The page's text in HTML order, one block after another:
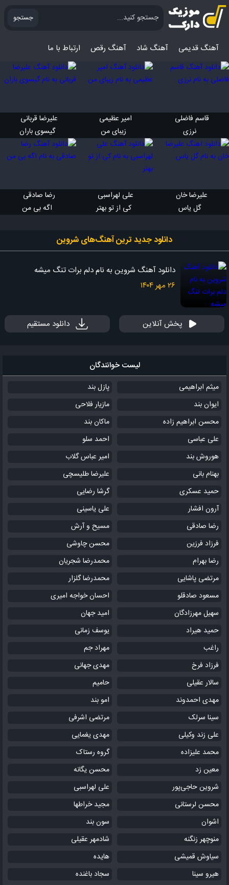
جستجو
آهنگ قدیمی آهنگ‌ شاد آهنگ رقص ارتباط با ما
قاسم فاضلی
نرزی
امیر عظیمی
زیبای من
علیرضا قربانی
گیسوی باران
علیرضا خان
گل یاس
علی لهراسبی
کی از تو بهتر
رضا صادقی
اگه بی من
دانلود جدید ‌ترین آهنگ‌های شروین
دانلود آهنگ شروین به نام دلم برات تنگ میشه
۲۶ مهر ۱۴۰۴
پخش آنلاین دانلود مستقیم
لیست خوانندگان
میثم ابراهیمی
پازل بند
ایوان بند
مازیار فلاحی
محسن ابراهیم زاده
ماکان بند
علی عباسی
احمد سلو
هوروش بند
امیر عباس گلاب
بهنام بانی
علیرضا طلیسچی
حمید عسکری
گرشا رضایی
آرون افشار
علی یاسینی
رضا صادقی
مسیح و آرش
فرزاد فرزین
محسن چاوشی
رضا بهرام
محمدرضا شجریان
مرتضی پاشایی
محمدرضا گلزار
مسعود صادقلو
احسان خواجه امیری
سهیل مهرزادگان
امید جهان
حمید هیراد
یوسف زمانی
راغب
مهراد جم
فرزاد فرخ
مهدی جهانی
سالار عقیلی
حامیم
مهدی احمدوند
امو بند
سینا سرلک
مرتضی اشرفی
علی زند وکیلی
مهدی یغمایی
محمد علیزاده
گروه رستاک
معین زد
محسن یگانه
شروین حاجی‌پور
علی لهراسبی
محسن لرستانی
مجید خراطها
اشوان
سون بند
منوچهر زنگنه
شادمهر عقیلی
سیاوش قمیشی
هایده
هیرو سینا
سجاد باغنده